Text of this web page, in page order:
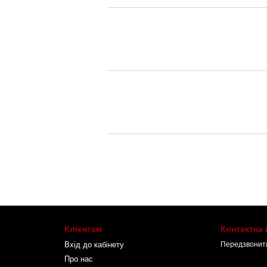
Клієнтам
Вхід до кабінету
Про нас
Контактна